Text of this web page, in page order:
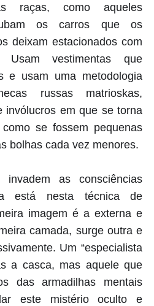
raças, como aqueles
os carros que os
deixam estacionados com
vestimentas que
e usam uma metodologia
russas matrioskas,
invólucros em que se torna
se fossem pequenas
bolhas cada vez menores.
as consciências
está nesta técnica de
imagem é a externa e
camada, surge outra e
Um “especialista
a casca, mas aquele que
das armadilhas mentais
este mistério oculto e